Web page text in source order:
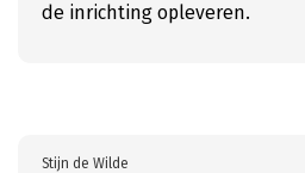
de inrichting opleveren.
Stijn de Wilde